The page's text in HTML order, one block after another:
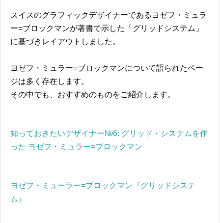
スイスのグラフィックデザイナーであるヨゼフ・ミュラ
ー=ブロックマンが著書で示した「グリッドシステム」
に基づきレイアウトしました。
ヨゼフ・ミュラー=ブロックマンについて語られたペー
ジは多く存在します。
その中でも、おすすめのものをご紹介します。
知っておきたいデザイナー№6: グリッド・システムを作
った ヨゼフ・ミュラー=ブロックマン
ヨゼフ・ミューラー=ブロックマン『グリッドシステ
ム』